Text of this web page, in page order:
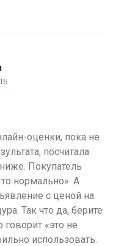
оценки, пока не
посчитала
Покупатель
нормально». А
с ценой на
Так что да, берите
говорит «это не
использовать.